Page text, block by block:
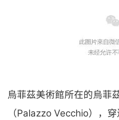
烏菲茲美術館所在的烏菲
（Palazzo Vecchio），